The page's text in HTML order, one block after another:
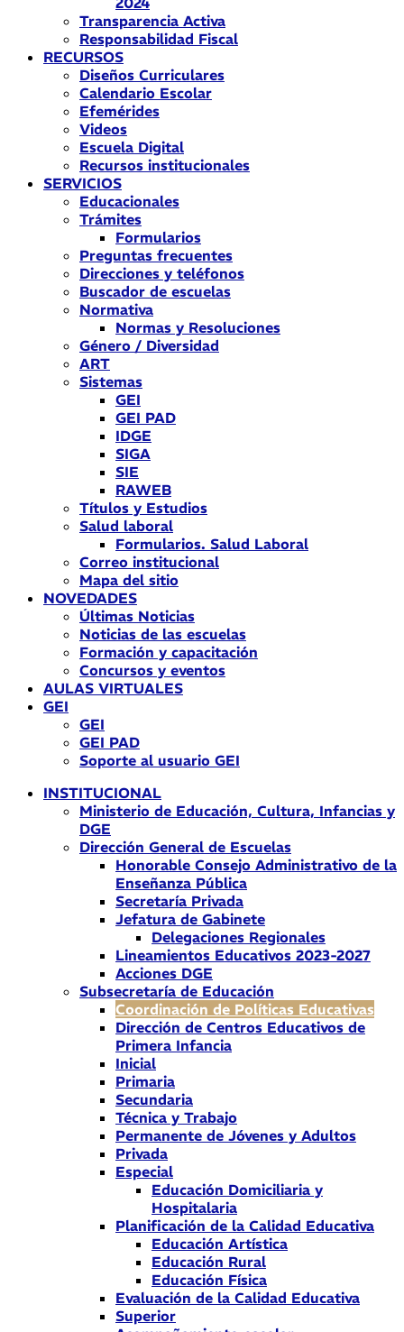
Transparencia Activa
Responsabilidad Fiscal
RECURSOS
Diseños Curriculares
Calendario Escolar
Efemérides
Videos
Escuela Digital
Recursos institucionales
SERVICIOS
Educacionales
Trámites
Formularios
Preguntas frecuentes
Direcciones y teléfonos
Buscador de escuelas
Normativa
Normas y Resoluciones
Género / Diversidad
ART
Sistemas
GEI
GEI PAD
IDGE
SIGA
SIE
RAWEB
Títulos y Estudios
Salud laboral
Formularios. Salud Laboral
Correo institucional
Mapa del sitio
NOVEDADES
Últimas Noticias
Noticias de las escuelas
Formación y capacitación
Concursos y eventos
AULAS VIRTUALES
GEI
GEI
GEI PAD
Soporte al usuario GEI
INSTITUCIONAL
Ministerio de Educación, Cultura, Infancias y
DGE
Dirección General de Escuelas
Honorable Consejo Administrativo de la
Enseñanza Pública
Secretaría Privada
Jefatura de Gabinete
Delegaciones Regionales
Lineamientos Educativos 2023-2027
Acciones DGE
Subsecretaría de Educación
Coordinación de Políticas Educativas
Dirección de Centros Educativos de
Primera Infancia
Inicial
Primaria
Secundaria
Técnica y Trabajo
Permanente de Jóvenes y Adultos
Privada
Especial
Educación Domiciliaria y
Hospitalaria
Planificación de la Calidad Educativa
Educación Artística
Educación Rural
Educación Física
Evaluación de la Calidad Educativa
Superior